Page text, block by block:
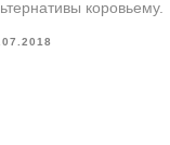
коровьему.